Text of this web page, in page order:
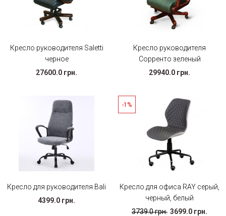
Кресло руководителя Saletti
черное
27600.0 грн.
Кресло руководителя
Сорренто зеленый
29940.0 грн.
Кресло для руководителя Bali
4399.0 грн.
-1%
Кресло для офиса RAY серый,
черный, белый
3739.0 грн. 3699.0 грн.